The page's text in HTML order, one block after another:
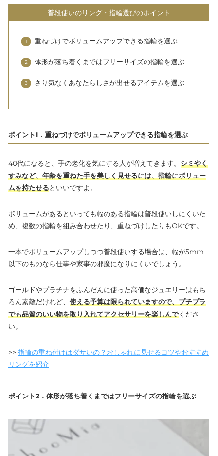
普段使いのリング・指輪選びのポイント
重ねづけでボリュームアップできる指輪を選ぶ
体形が落ち着くまではフリーサイズの指輪を選ぶ
さり気なくあなたらしさが出せるアイテムを選ぶ
ポイント1．重ねづけでボリュームアップできる指輪を選ぶ
40代になると、手の老化を気にする人が増えてきます。 シミやく
すみなど、年齢を重ねた手を美しく見せるには、指輪にボリュー
ムを持たせるといいですよ。
ボリュームがあるといっても幅のある指輪は普段使いしにくいた
め、複数の指輪を組み合わせたり、重ねづけしたりもOKです。
一本でボリュームアップしつつ普段使いする場合は、幅が5mm
以下のものなら仕事や家事の邪魔になりにくいでしょう。
ゴールドやプラチナをふんだんに使った高価なジュエリーはもち
ろん素敵だけれど、 使える予算は限られていますので、プチプラ
でも品質のいい物を取り入れてアクセサリーを楽しんでくださ
い。
>> 指輪の重ね付けはダサいの？おしゃれに見せるコツやおすすめ
リングを紹介
ポイント2．体形が落ち着くまではフリーサイズの指輪を選ぶ